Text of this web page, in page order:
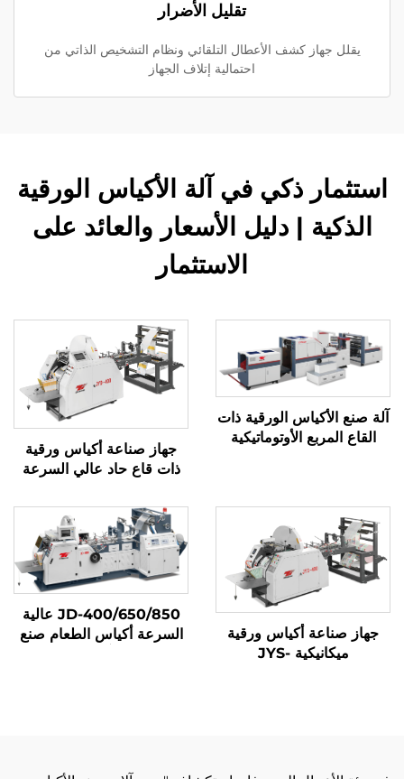
تقليل الأضرار
يقلل جهاز كشف الأعطال التلقائي ونظام التشخيص الذاتي من
احتمالية إتلاف الجهاز
استثمار ذكي في آلة الأكياس الورقية
الذكية | دليل الأسعار والعائد على
الاستثمار
آلة صنع الأكياس الورقية ذات
القاع المربع الأوتوماتيكية
جهاز صناعة أكياس ورقية
ذات قاع حاد عالي السرعة
JYD-400/650/850
جهاز صناعة أكياس ورقية
ميكانيكية JYS-
JD-400/650/850 عالية
السرعة أكياس الطعام صنع